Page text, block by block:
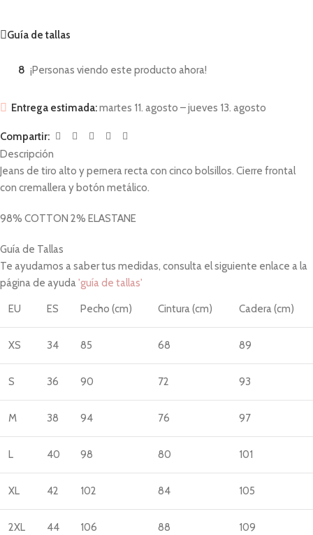
Guía de tallas
8 ¡Personas viendo este producto ahora!
Entrega estimada:martes 11. agosto – jueves 13. agosto
Compartir:
Descripción
Jeans de tiro alto y pernera recta con cinco bolsillos. Cierre frontal
con cremallera y botón metálico.
98% COTTON 2% ELASTANE
Guía de Tallas
Te ayudamos a saber tus medidas, consulta el siguiente enlace a la
página de ayuda'guía de tallas'
EU ES Pecho (cm) Cintura (cm) Cadera (cm)
XS 34 85 68 89
S 36 90 72 93
M 38 94 76 97
L 40 98 80 101
XL 42 102 84 105
2XL 44 106 88 109